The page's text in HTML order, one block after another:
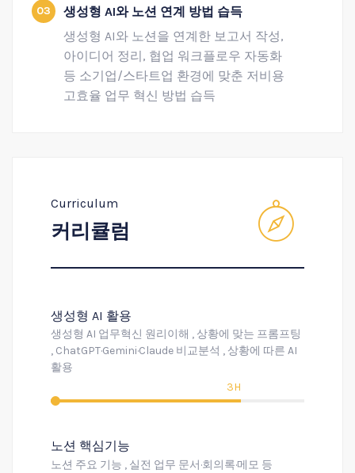
03
생성형 AI와 노션 연계 방법 습득
생성형 AI와 노션을 연계한 보고서 작성,
아이디어 정리, 협업 워크플로우 자동화
등 소기업/스타트업 환경에 맞춘 저비용
고효율 업무 혁신 방법 습득
Curriculum
커리큘럼
생성형 AI 활용
생성형 AI 업무혁신 원리이해 , 상황에 맞는 프롬프팅
, ChatGPT·Gemini·Claude 비교분석 , 상황에 따른 AI
활용
3H
노션 핵심기능
노션 주요 기능 , 실전 업무 문서·회의록·메모 등